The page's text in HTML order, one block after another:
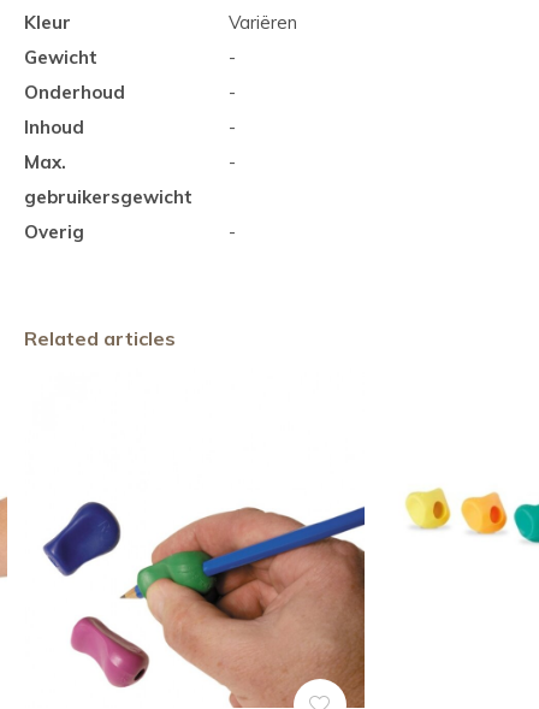
Kleur
Variëren
Gewicht
-
Onderhoud
-
Inhoud
-
Max.
gebruikersgewicht
-
Overig -
Related articles